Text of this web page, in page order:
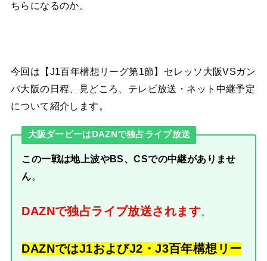
ちらになるのか。
今回は【J1百年構想リーグ第1節】セレッソ大阪VSガン
バ大阪の日程、見どころ、テレビ放送・ネット中継予定
について紹介します。
大阪ダービーはDAZNで独占ライブ放送
この一戦は地上波やBS、CSでの中継がありませ
ん。
DAZNで独占ライブ放送されます。
DAZNではJ1およびJ2・J3百年構想リー